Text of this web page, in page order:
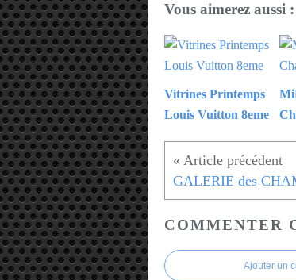
Vous aimerez aussi :
Vitrines Printemps
Louis Vuitton 8eme
GALERIE des
COMMENTER
Ajouter un